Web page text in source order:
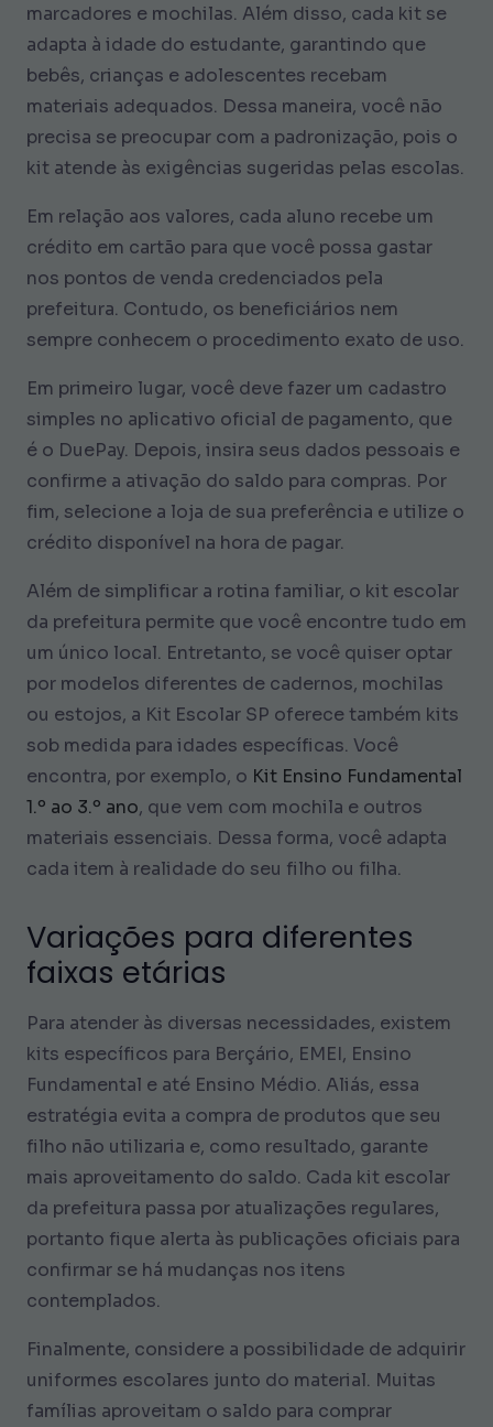
marcadores e mochilas. Além disso, cada kit se
adapta à idade do estudante, garantindo que
bebês, crianças e adolescentes recebam
materiais adequados. Dessa maneira, você não
precisa se preocupar com a padronização, pois o
kit atende às exigências sugeridas pelas escolas.
Em relação aos valores, cada aluno recebe um
crédito em cartão para que você possa gastar
nos pontos de venda credenciados pela
prefeitura. Contudo, os beneficiários nem
sempre conhecem o procedimento exato de uso.
Em primeiro lugar, você deve fazer um cadastro
simples no aplicativo oficial de pagamento, que
é o DuePay. Depois, insira seus dados pessoais e
confirme a ativação do saldo para compras. Por
fim, selecione a loja de sua preferência e utilize o
crédito disponível na hora de pagar.
Além de simplificar a rotina familiar, o kit escolar
da prefeitura permite que você encontre tudo em
um único local. Entretanto, se você quiser optar
por modelos diferentes de cadernos, mochilas
ou estojos, a Kit Escolar SP oferece também kits
sob medida para idades específicas. Você
encontra, por exemplo, o Kit Ensino Fundamental
1.º ao 3.º ano, que vem com mochila e outros
materiais essenciais. Dessa forma, você adapta
cada item à realidade do seu filho ou filha.
Variações para diferentes
faixas etárias
Para atender às diversas necessidades, existem
kits específicos para Berçário, EMEI, Ensino
Fundamental e até Ensino Médio. Aliás, essa
estratégia evita a compra de produtos que seu
filho não utilizaria e, como resultado, garante
mais aproveitamento do saldo. Cada kit escolar
da prefeitura passa por atualizações regulares,
portanto fique alerta às publicações oficiais para
confirmar se há mudanças nos itens
contemplados.
Finalmente, considere a possibilidade de adquirir
uniformes escolares junto do material. Muitas
famílias aproveitam o saldo para comprar